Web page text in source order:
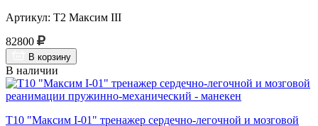
Артикул: Т2 Максим III
82800
В корзину
В наличии
Т10 "Максим I-01" тренажер сердечно-легочной и мозговой